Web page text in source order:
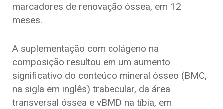
marcadores de renovação óssea, em 12
meses.
A suplementação com colágeno na
composição resultou em um aumento
significativo do conteúdo mineral ósseo (BMC,
na sigla em inglês) trabecular, da área
transversal óssea e vBMD na tíbia, em